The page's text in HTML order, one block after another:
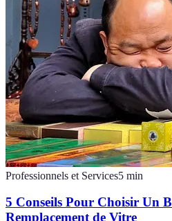
Professionnels et Services5 min
5 Conseils Pour Choisir Un
Remplacement de Vitre